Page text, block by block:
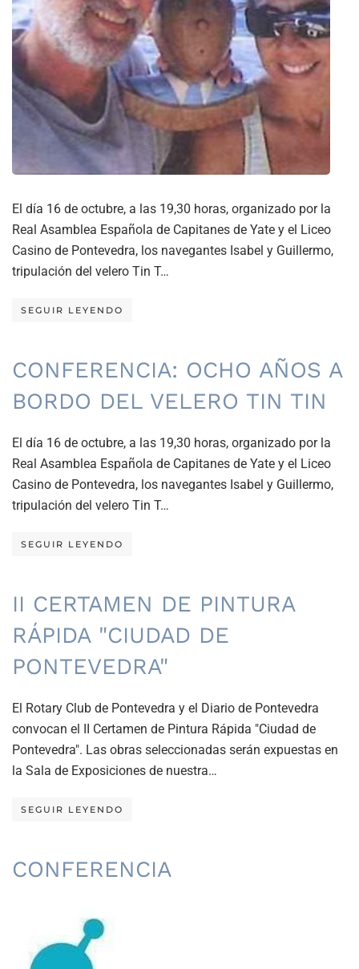
El día 16 de octubre, a las 19,30 horas, organizado por la
Real Asamblea Española de Capitanes de Yate y el Liceo
Casino de Pontevedra, los navegantes Isabel y Guillermo,
tripulación del velero Tin T…
SEGUIR LEYENDO
CONFERENCIA: OCHO AÑOS A
BORDO DEL VELERO TIN TIN
El día 16 de octubre, a las 19,30 horas, organizado por la
Real Asamblea Española de Capitanes de Yate y el Liceo
Casino de Pontevedra, los navegantes Isabel y Guillermo,
tripulación del velero Tin T…
SEGUIR LEYENDO
II CERTAMEN DE PINTURA
RÁPIDA "CIUDAD DE
PONTEVEDRA"
El Rotary Club de Pontevedra y el Diario de Pontevedra
convocan el II Certamen de Pintura Rápida "Ciudad de
Pontevedra". Las obras seleccionadas serán expuestas en
la Sala de Exposiciones de nuestra…
SEGUIR LEYENDO
CONFERENCIA